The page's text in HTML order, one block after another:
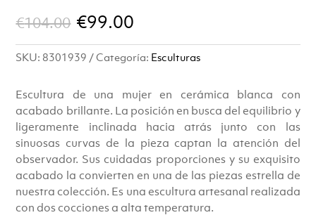
€104.00 El
precio
original
era:
€104.00.
€99.00
precio
es:
€99.00.
SKU: 8301939 Categoría: Esculturas
Escultura de una mujer en cerámica blanca con
acabado brillante. La posición en busca del equilibrio y
ligeramente inclinada hacia atrás junto con las
sinuosas curvas de la pieza captan la atención del
observador. Sus cuidadas proporciones y su exquisito
acabado la convierten en una de las piezas estrella de
nuestra colección. Es una escultura artesanal realizada
con dos cocciones a alta temperatura.